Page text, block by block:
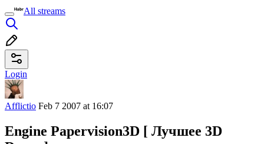
All streams
Login
Afflictio Feb 7 2007 at 16:07
Engine Papervision3D [ Лучшее 3D